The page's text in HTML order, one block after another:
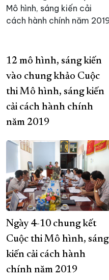
12 mô hình, sáng kiến
vào chung khảo Cuộc
thi Mô hình, sáng kiến
cải cách hành chính
năm 2019
Ngày 4-10 chung kết
Cuộc thi Mô hình, sáng
kiến cải cách hành
chính năm 2019